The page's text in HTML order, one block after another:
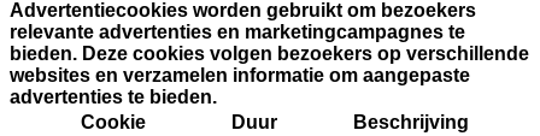
Advertentiecookies worden gebruikt om bezoekers
relevante advertenties en marketingcampagnes te
bieden. Deze cookies volgen bezoekers op verschillende
websites en verzamelen informatie om aangepaste
advertenties te bieden.
Cookie
Duur Beschrijving